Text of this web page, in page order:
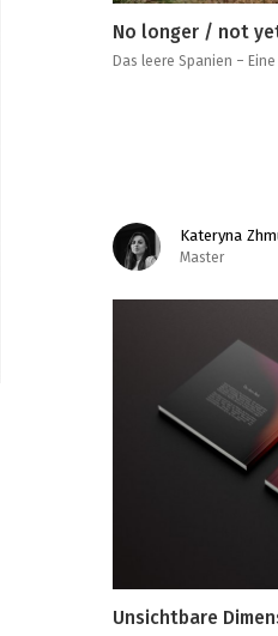
No longer / not
Das leere Spanien –
Kateryna
Master
Unsichtbare